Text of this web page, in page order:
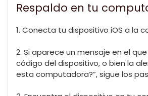
Respaldo en tu
1. Conecta tu dispositivo iOS a la
2. Si aparece un mensaje en el
código del dispositivo, o bien la
esta computadora?”, sigue los